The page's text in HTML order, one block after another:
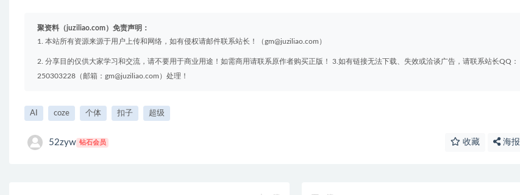
聚资料（juziliao.com）免责声明：
1. 本站所有资源来源于用户上传和网络，如有侵权请邮件联系站长！（gm@juziliao.com）
2. 分享目的仅供大家学习和交流，请不要用于商业用途！如需商用请联系原作者购买正版！ 3.如有链接无法下载、失效或洽谈广告，请联系站长QQ：
250303228（邮箱：gm@juziliao.com）处理！
AI coze 个体 扣子 超级
52zyw 钻石会员 收藏 海报